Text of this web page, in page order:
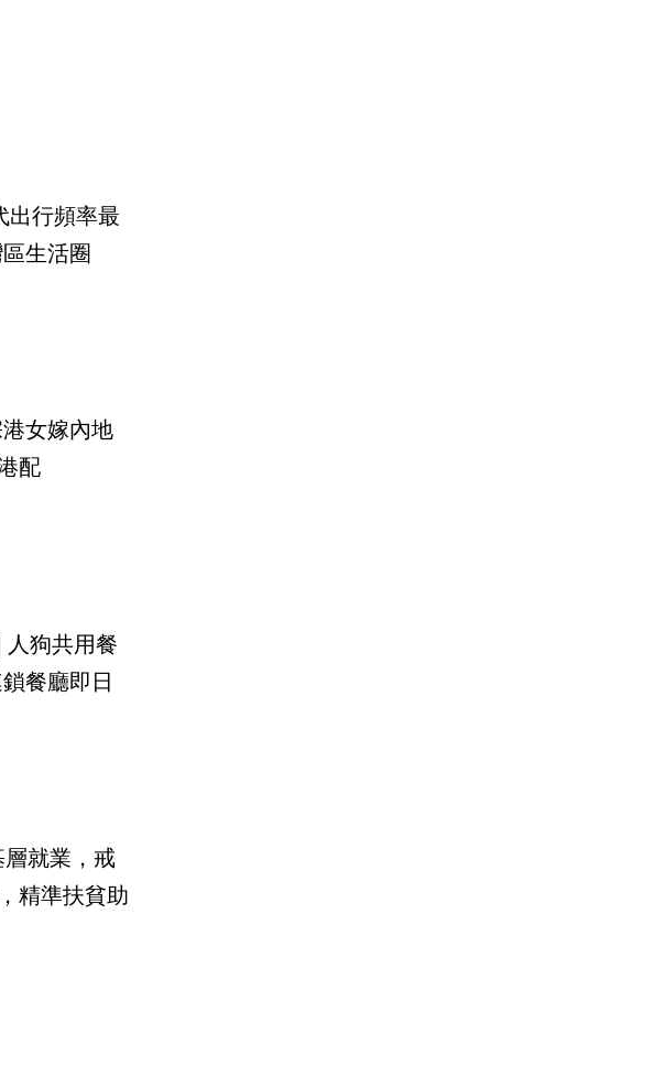
出行頻率最
生活圈
女嫁內地
配
狗共用餐
餐廳即日
就業，戒
精準扶貧助